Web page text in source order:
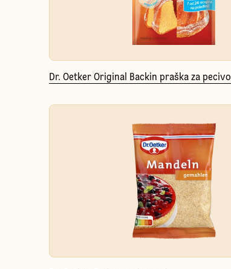
Dr. Oetker Original Backin praška za pecivo